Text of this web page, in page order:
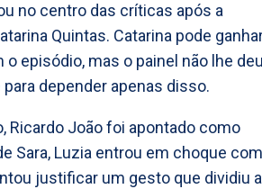
no centro das críticas após a
Quintas. Catarina pode
episódio, mas o painel não lhe
depender apenas disso.
Ricardo João foi apontado como
Sara, Luzia entrou em choque com
justificar um gesto que dividiu a